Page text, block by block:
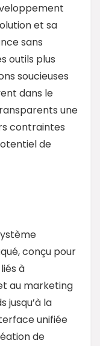
et sa
sans
outils plus
soucieuses
dans le
une
contraintes
de
conçu pour
à
au marketing
jusqu’à la
unifiée
de